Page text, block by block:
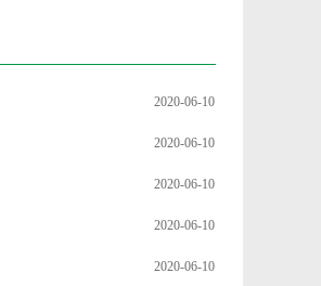
2020-06-10
2020-06-10
2020-06-10
2020-06-10
2020-06-10